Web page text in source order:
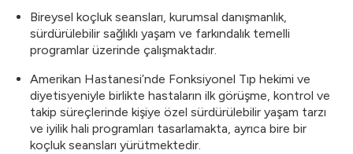
Bireysel koçluk seansları, kurumsal danışmanlık,
sürdürülebilir sağlıklı yaşam ve farkındalık temelli
programlar üzerinde çalışmaktadır.
Amerikan Hastanesi’nde Fonksiyonel Tıp hekimi ve
diyetisyeniyle birlikte hastaların ilk görüşme, kontrol ve
takip süreçlerinde kişiye özel sürdürülebilir yaşam tarzı
ve iyilik hali programları tasarlamakta, ayrıca bire bir
koçluk seansları yürütmektedir.